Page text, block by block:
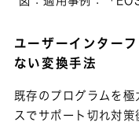
ユーザーインター
ない変換手法
既存のプログラムを
スでサポート切れ対